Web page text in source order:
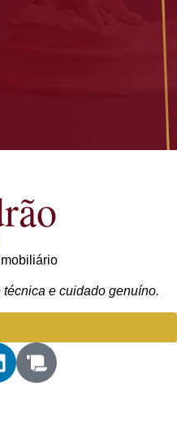
técnica e cuidado genuíno.